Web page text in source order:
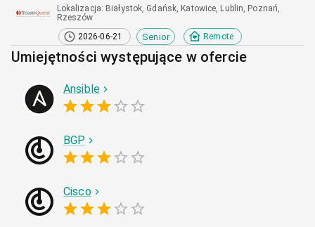
Lokalizacja: Białystok, Gdańsk, Katowice, Lublin, Poznań,
Rzeszów
2026-06-21
Senior Remote
Umiejętności występujące w ofercie
Ansible
BGP
Cisco